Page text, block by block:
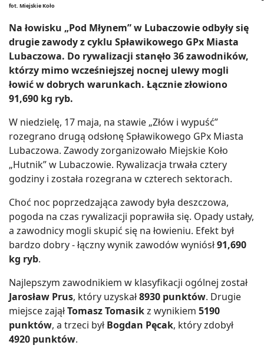
fot. Miejskie Koło
Na łowisku „Pod Młynem” w Lubaczowie odbyły się
drugie zawody z cyklu Spławikowego GPx Miasta
Lubaczowa. Do rywalizacji stanęło 36 zawodników,
którzy mimo wcześniejszej nocnej ulewy mogli
łowić w dobrych warunkach. Łącznie złowiono
91,690 kg ryb.
W niedzielę, 17 maja, na stawie „Złów i wypuść”
rozegrano drugą odsłonę Spławikowego GPx Miasta
Lubaczowa. Zawody zorganizowało Miejskie Koło
„Hutnik” w Lubaczowie. Rywalizacja trwała cztery
godziny i została rozegrana w czterech sektorach.
Choć noc poprzedzająca zawody była deszczowa,
pogoda na czas rywalizacji poprawiła się. Opady ustały,
a zawodnicy mogli skupić się na łowieniu. Efekt był
bardzo dobry - łączny wynik zawodów wyniósł91,690
kg ryb.
Najlepszym zawodnikiem w klasyfikacji ogólnej został
Jarosław Prus, który uzyskał8930 punktów. Drugie
miejsce zająłTomasz Tomasikz wynikiem 5190
punktów, a trzeci był Bogdan Pęcak, który zdobył
4920 punktów.